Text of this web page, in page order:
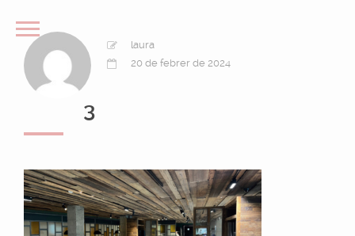
laura
20 de febrer de 2024
3